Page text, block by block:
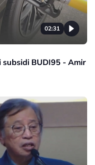
02:31
BUDI95 - Amir